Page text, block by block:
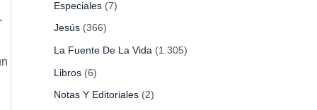
Especiales (7)
Jesús (366)
La Fuente De La Vida (1.305)
Libros (6)
Notas Y Editoriales (2)